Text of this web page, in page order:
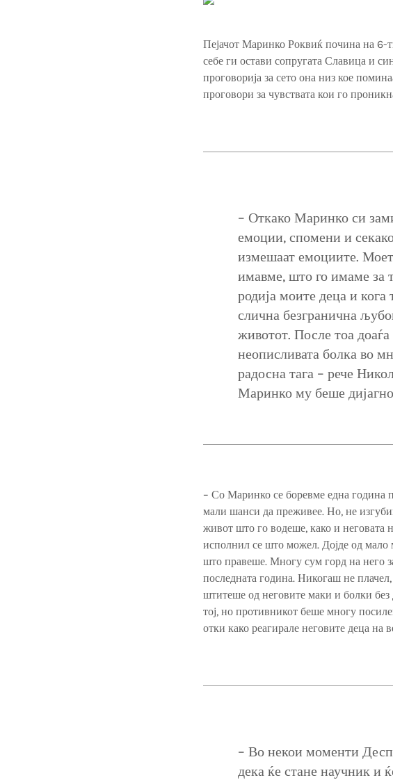
Пејачот Маринко Роквиќ почина на 6-
себе ги остави сопругата Славица и
проговорија за сето она низ кое
проговори за чувствата кои го
– Откако Маринко си
емоции, спомени и
измешаат емоциите.
имавме, што го имаме за
родија моите деца и
слична безгранична
животот. После тоа
неописливата болка во
радосна тага – рече
Маринко му беше
– Со Маринко се боревме една година
мали шанси да преживее. Но, не
живот што го водеше, како и неговата
исполнил се што можел. Дојде од мало
што правеше. Многу сум горд на него
последната година. Никогаш не
штитеше од неговите маки и болки
тој, но противникот беше многу
отки како реагирале неговите деца на
– Во некои моменти
дека ќе стане научник и